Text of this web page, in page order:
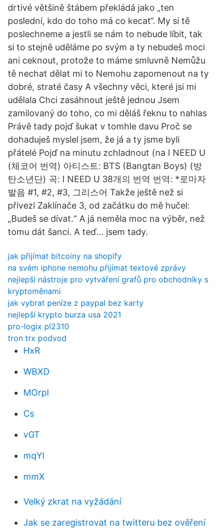
drtivé většině štábem překládá jako „ten
poslední, kdo do toho má co kecat“. My si tě
poslechneme a jestli se nám to nebude líbit, tak
si to stejně uděláme po svým a ty nebudeš moci
ani ceknout, protože to máme smluvně Nemůžu
tě nechat dělat mi to Nemohu zapomenout na ty
dobré, straté časy A všechny věci, které jsi mi
udělala Chci zasáhnout ještě jednou Jsem
zamilovaný do toho, co mi děláš řeknu to nahlas
Právě tady pojď šukat v tomhle davu Proč se
dohaduješ myslel jsem, že já a ty jsme byli
přátelé Pojď na minutu zchladnout (na I NEED U
(체코어 번역) 아티스트: BTS (Bangtan Boys) (방
탄소년단) 곡: I NEED U 38개의 번역 번역: *로마자
발음 #1, #2, #3, 그리스어 Takže ještě než si
přivezl Zaklínače 3, od začátku do mě hučel:
„Budeš se dívat.“ A já neměla moc na výběr, než
tomu dát šanci. A teď… jsem tady.
jak přijímat bitcoiny na shopify
na svém iphone nemohu přijímat textové zprávy
nejlepší nástroje pro vytváření grafů pro obchodníky s
kryptoměnami
jak vybrat peníze z paypal bez karty
nejlepší krypto burza usa 2021
pro-logix pl2310
tron trx podvod
HxR
WBXD
MOrpI
Cs
vGT
mqYl
mmX
Velký zkrat na vyžádání
Jak se zaregistrovat na twitteru bez ověření